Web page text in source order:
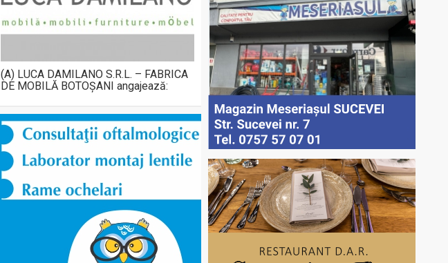
(A) LUCA DAMILANO S.R.L. – FABRICA
DE MOBILĂ BOTOȘANI angajează: